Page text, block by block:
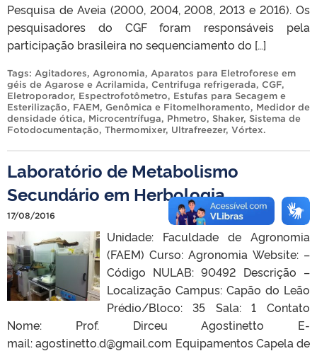
Pesquisa de Aveia (2000, 2004, 2008, 2013 e 2016). Os
pesquisadores do CGF foram responsáveis pela
participação brasileira no sequenciamento do […]
Tags: Agitadores, Agronomia, Aparatos para Eletroforese em
géis de Agarose e Acrilamida, Centrifuga refrigerada, CGF,
Eletroporador, Espectrofotômetro, Estufas para Secagem e
Esterilização, FAEM, Genômica e Fitomelhoramento, Medidor de
densidade ótica, Microcentrífuga, Phmetro, Shaker, Sistema de
Fotodocumentação, Thermomixer, Ultrafreezer, Vórtex.
Laboratório de Metabolismo
Secundário em Herbologia
17/08/2016
Unidade: Faculdade de Agronomia
(FAEM) Curso: Agronomia Website: –
Código NULAB: 90492 Descrição –
Localização Campus: Capão do Leão
Prédio/Bloco: 35 Sala: 1 Contato
Nome: Prof. Dirceu Agostinetto E-
mail: agostinetto.d@gmail.com Equipamentos Capela de